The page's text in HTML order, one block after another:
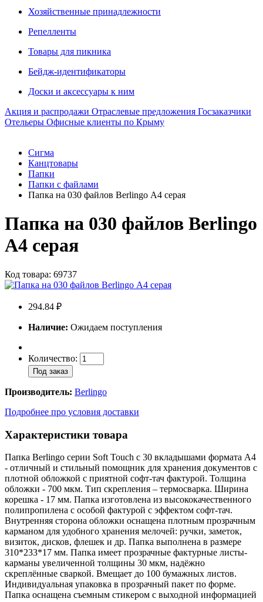
Хозяйственные принадлежности
Репелленты
Товары для пикника
Бейдж-идентификаторы
Доски и аксессуары к ним
Акция и распродажи Отраслевые предложения Госзаказчики
Отельеры Офисные клиенты по Крыму
Сигма
Канцтовары
Папки
Папки с файлами
Папка на 030 файлов Berlingo А4 серая
Папка на 030 файлов Berlingo
А4 серая
Код товара: 69737
294.84 ₽
Наличие: Ожидаем поступления
Количество:
Под заказ
Производитель: Berlingo
Подробнее про условия доставки
Характеристики товара
Папка Berlingo серии Soft Touch с 30 вкладышами формата А4
- отличный и стильный помощник для хранения документов с
плотной обложкой с приятной софт-тач фактурой. Толщина
обложки - 700 мкм. Тип скрепления – термосварка. Ширина
корешка - 17 мм. Папка изготовлена из высококачественного
полипропилена с особой фактурой с эффектом софт-тач.
Внутренняя сторона обложки оснащена плотным прозрачным
карманом для удобного хранения мелочей: ручки, заметок,
визиток, дисков, флешек и др. Папка выполнена в размере
310*233*17 мм. Папка имеет прозрачные фактурные листы-
карманы увеличенной толщины 30 мкм, надёжно
скреплённые сваркой. Вмещает до 100 бумажных листов.
Индивидуальная упаковка в прозрачный пакет по форме.
Папка оснащена съемным стикером с выходной информацией